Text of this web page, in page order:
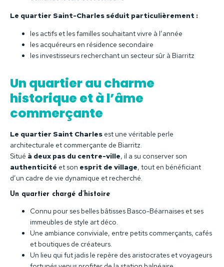
Le quartier Saint-Charles séduit particulièrement :
les actifs et les familles souhaitant vivre à l’année
les acquéreurs en résidence secondaire
les investisseurs recherchant un secteur sûr à Biarritz
Un quartier au charme
historique et à l’âme
commerçante
Le quartier Saint Charles est une véritable perle
architecturale et commerçante de Biarritz.
Situé à deux pas du centre-ville, il a su conserver son
authenticité et son esprit de village, tout en bénéficiant
d’un cadre de vie dynamique et recherché.
Un quartier chargé d’histoire
Connu pour ses belles bâtisses Basco-Béarnaises et ses
immeubles de style art déco.
Une ambiance conviviale, entre petits commerçants, cafés
et boutiques de créateurs.
Un lieu qui fut jadis le repère des aristocrates et voyageurs